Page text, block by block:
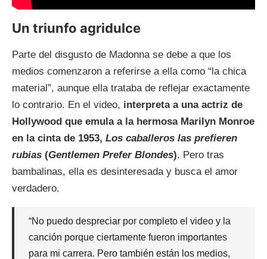
Un triunfo agridulce
Parte del disgusto de Madonna se debe a que los
medios comenzaron a referirse a ella como “la chica
material”, aunque ella trataba de reflejar exactamente
lo contrario. En el video, interpreta a una actriz de
Hollywood que emula a la hermosa Marilyn Monroe
en la cinta de 1953, Los caballeros las prefieren
rubias (Gentlemen Prefer Blondes). Pero tras
bambalinas, ella es desinteresada y busca el amor
verdadero.
“No puedo despreciar por completo el video y la
canción porque ciertamente fueron importantes
para mi carrera. Pero también están los medios,